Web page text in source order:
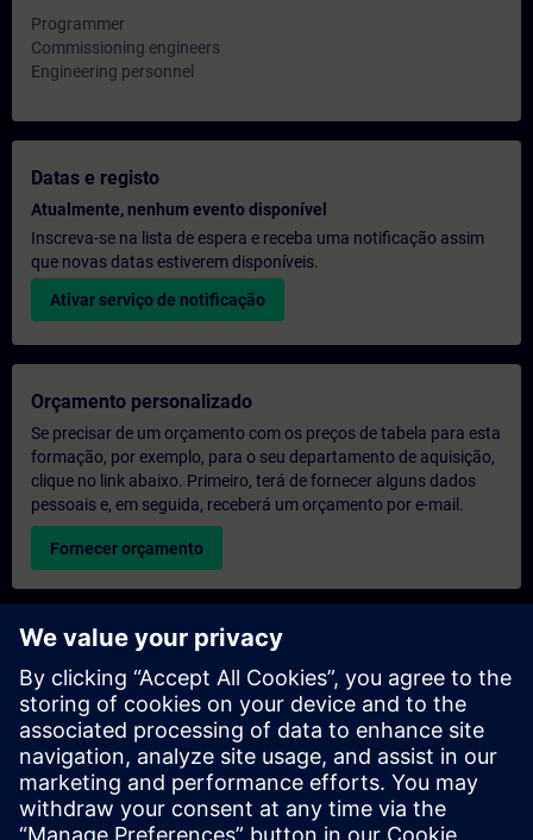
Programmer
Commissioning engineers
Engineering personnel
Datas e registo
Atualmente, nenhum evento disponível
Inscreva-se na lista de espera e receba uma notificação assim
que novas datas estiverem disponíveis.
Ativar serviço de notificação
Orçamento personalizado
Se precisar de um orçamento com os preços de tabela para esta
formação, por exemplo, para o seu departamento de aquisição,
clique no link abaixo. Primeiro, terá de fornecer alguns dados
pessoais e, em seguida, receberá um orçamento por e-mail.
Fornecer orçamento
Pedido de informações sobre formação exclusiva
Preencha o formulário de pedido de informação abaixo se
desejar receber um orçamento para um curso de formação
exclusiva, seja nas suas instalações, online ou no nosso centro
de formação SITRAIN. Este tipo de pedido seria adequado para
grupos maiores (a partir de 6 pessoas). Depois de nos fornecer
os seus dados de contacto e as suas necessidades de
formação, receberá um orçamento da nossa parte.